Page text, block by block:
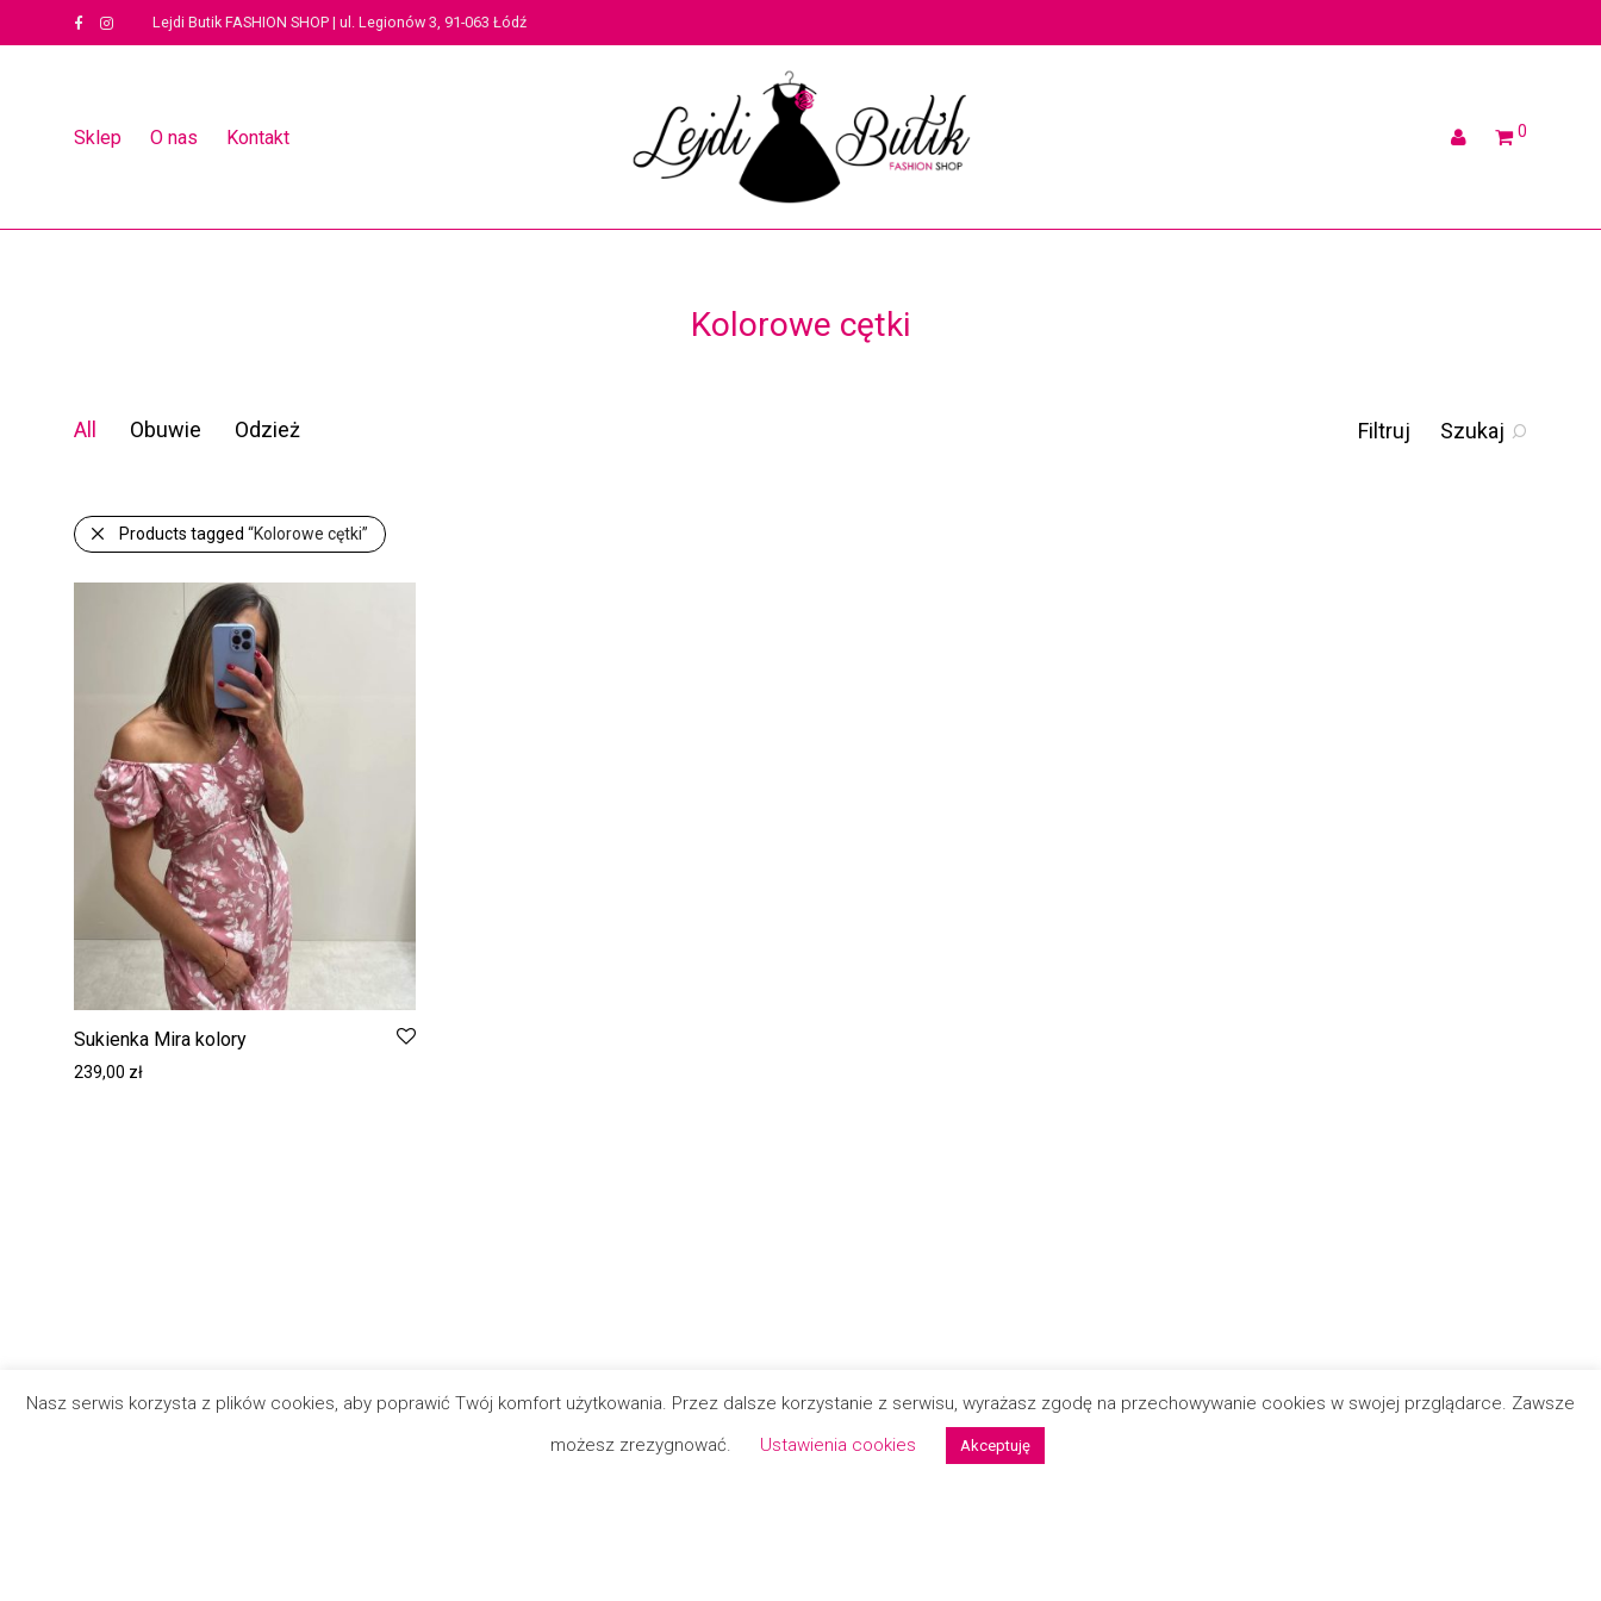
Lejdi Butik FASHION SHOP | ul. Legionów 3, 91-063 Łódź
Sklep O nas Kontakt 0
Kolorowe cętki
Filtruj Szukaj
All Obuwie Odzież
Products tagged “Kolorowe cętki”
Sukienka Mira kolory
239,00 zł
Nasz serwis korzysta z plików cookies, aby poprawić Twój komfort użytkowania. Przez dalsze korzystanie z serwisu, wyrażasz zgodę na przechowywanie cookies w swojej przglądarce. Zawsze
możesz zrezygnować.
Ustawienia cookies Akceptuję